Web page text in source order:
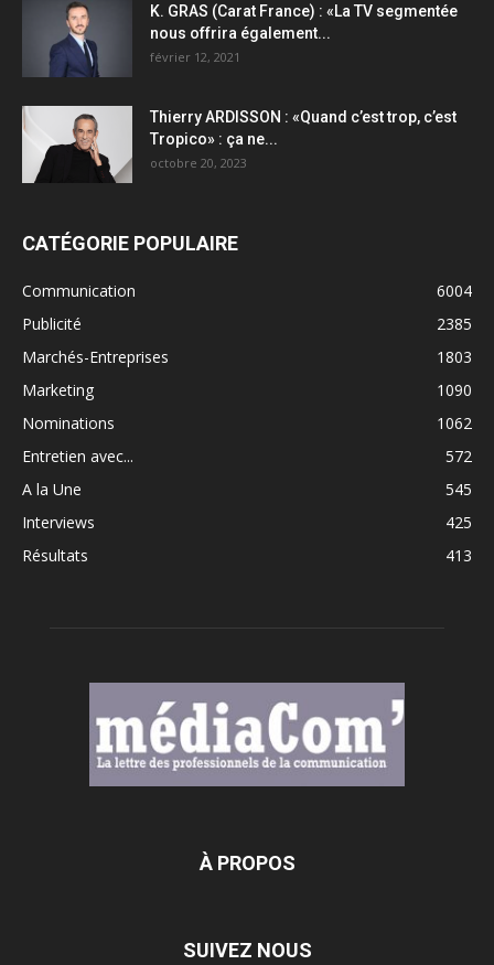
K. GRAS (Carat France) : «La TV segmentée
nous offrira également...
février 12, 2021
Thierry ARDISSON : «Quand c’est trop, c’est
Tropico» : ça ne...
octobre 20, 2023
CATÉGORIE POPULAIRE
Communication
6004
Publicité
2385
Marchés-Entreprises
1803
Marketing
1090
Nominations
1062
Entretien avec...
572
A la Une
545
Interviews
425
Résultats
413
À PROPOS
SUIVEZ NOUS